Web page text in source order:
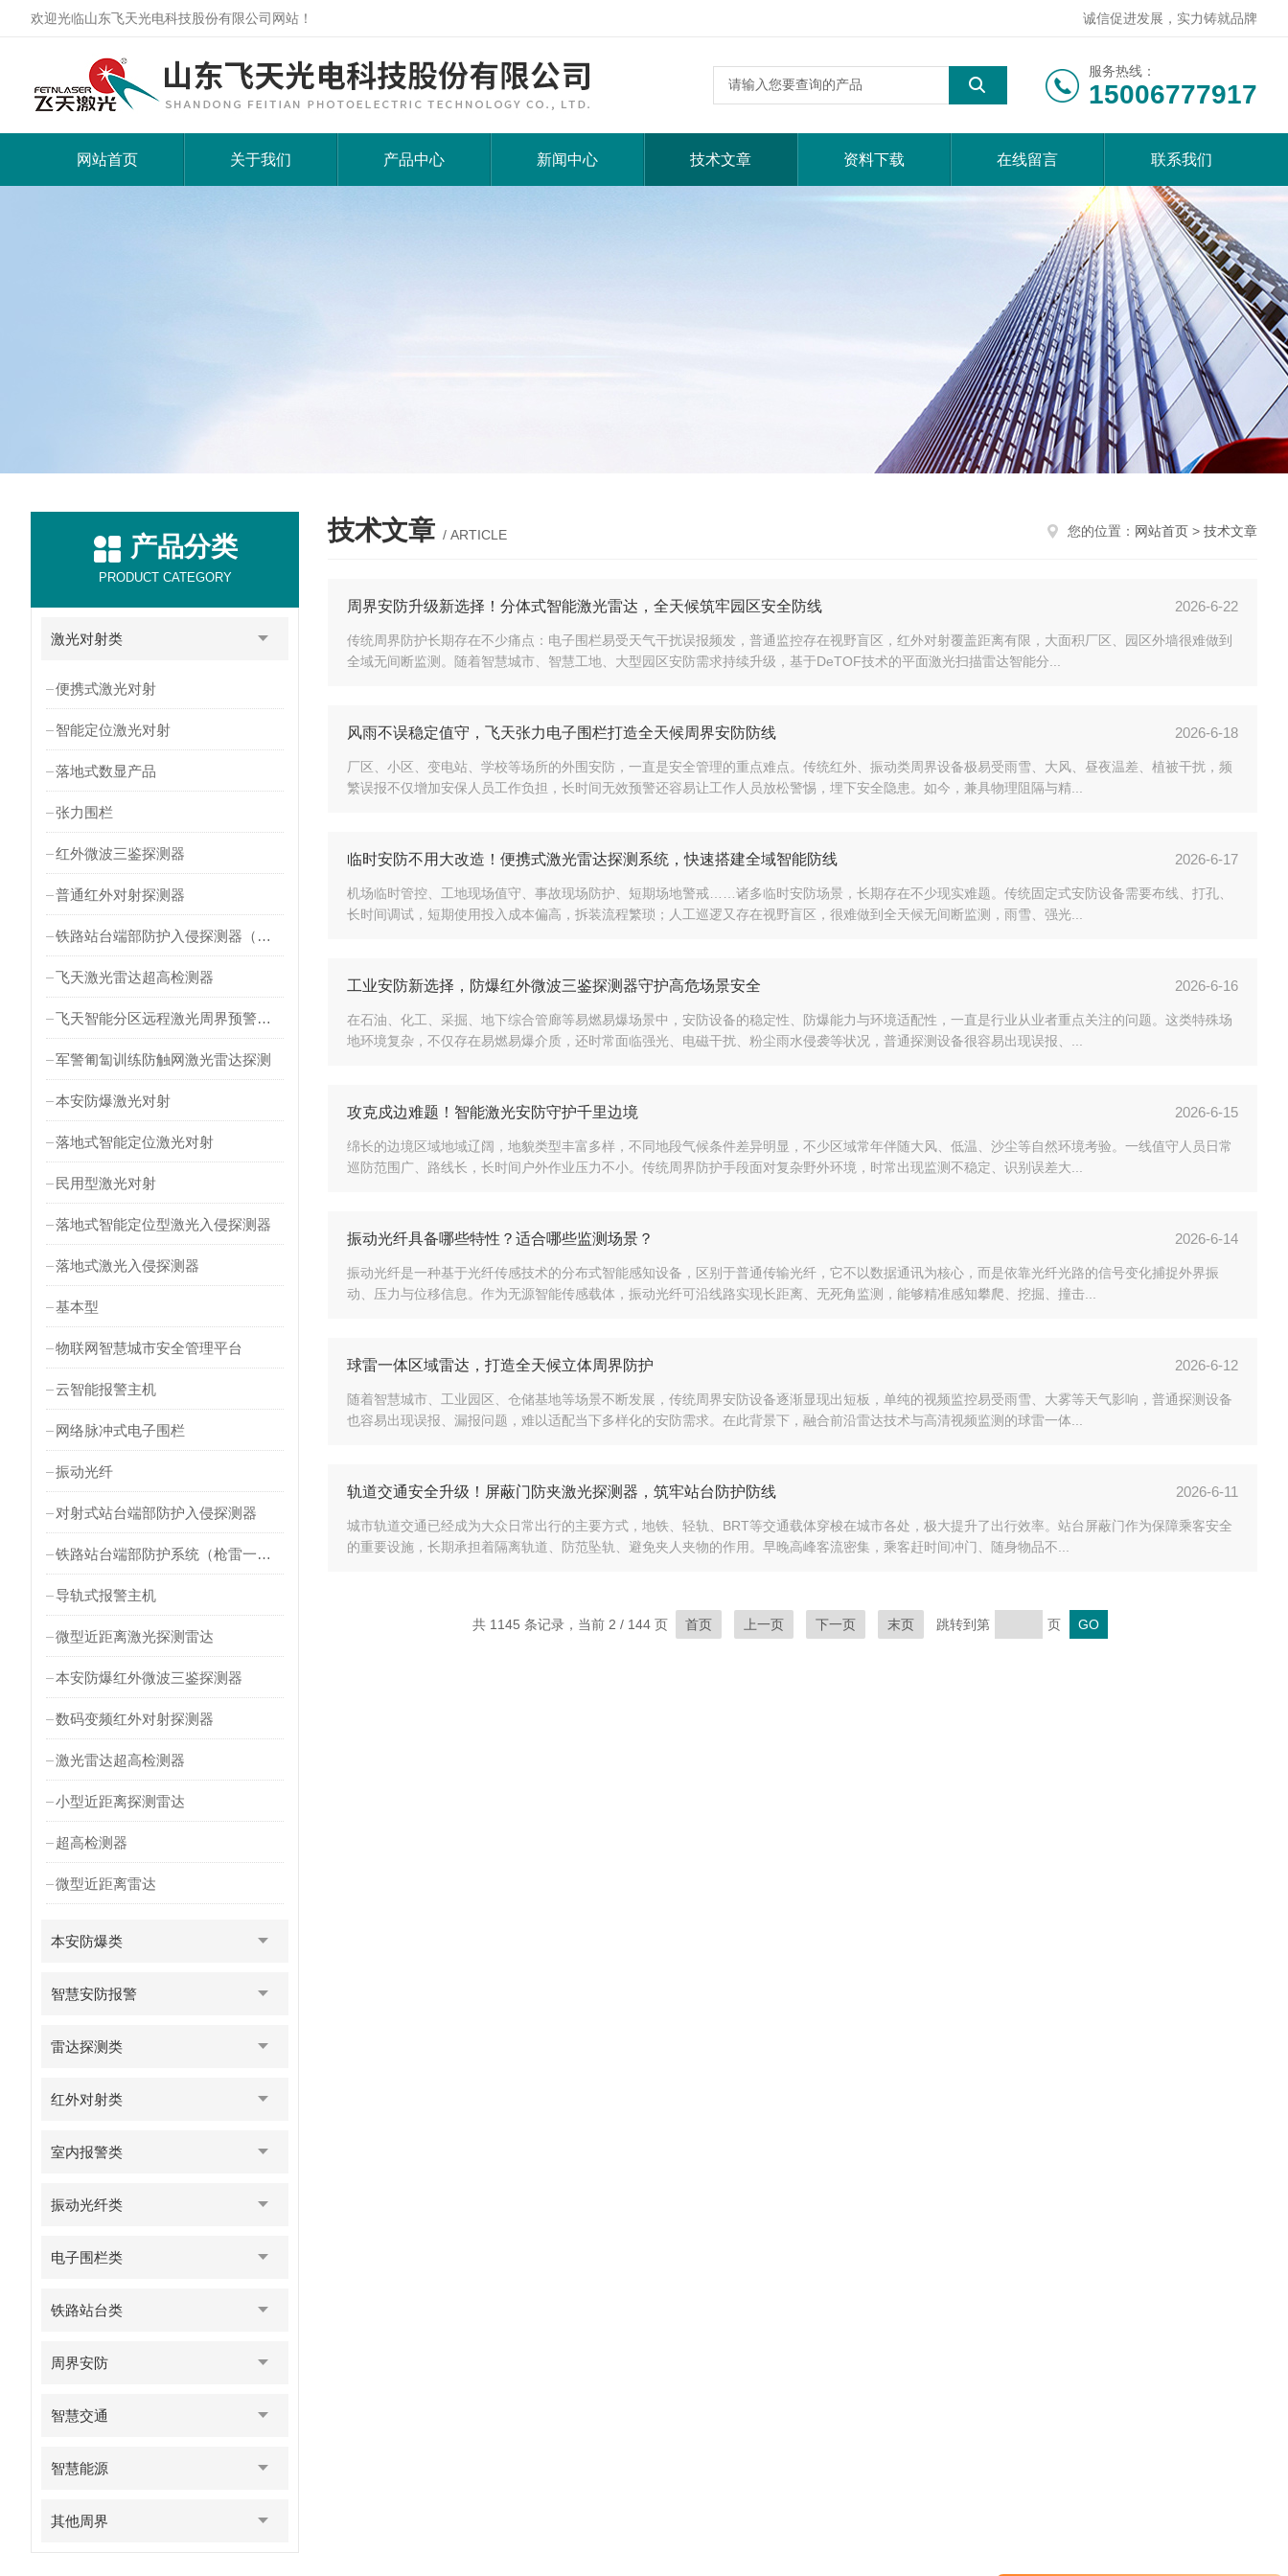
欢迎光临山东飞天光电科技股份有限公司网站！ 诚信促进发展，实力铸就品牌
服务热线：
15006777917
网站首页 关于我们 产品中心 新闻中心 技术文章 资料下载 在线留言 联系我们
产品分类
PRODUCT CATEGORY
激光对射类
便携式激光对射
智能定位激光对射
落地式数显产品
张力围栏
红外微波三鉴探测器
普通红外对射探测器
铁路站台端部防护入侵探测器（对射式）
飞天激光雷达超高检测器
飞天智能分区远程激光周界预警雷达
军警匍匐训练防触网激光雷达探测
本安防爆激光对射
落地式智能定位激光对射
民用型激光对射
落地式智能定位型激光入侵探测器
落地式激光入侵探测器
基本型
物联网智慧城市安全管理平台
云智能报警主机
网络脉冲式电子围栏
振动光纤
对射式站台端部防护入侵探测器
铁路站台端部防护系统（枪雷一体）
导轨式报警主机
微型近距离激光探测雷达
本安防爆红外微波三鉴探测器
数码变频红外对射探测器
激光雷达超高检测器
小型近距离探测雷达
超高检测器
微型近距离雷达
本安防爆类
智慧安防报警
雷达探测类
红外对射类
室内报警类
振动光纤类
电子围栏类
铁路站台类
周界安防
智慧交通
智慧能源
其他周界
技术文章 / ARTICLE 您的位置： 网站首页 > 技术文章
周界安防升级新选择！分体式智能激光雷达，全天候筑牢园区安全防线 2026-6-22
传统周界防护长期存在不少痛点：电子围栏易受天气干扰误报频发，普通监控存在视野盲区，红外对射覆盖距离有限，大面积厂区、园区外墙很难做到
全域无间断监测。随着智慧城市、智慧工地、大型园区安防需求持续升级，基于DeTOF技术的平面激光扫描雷达智能分...
风雨不误稳定值守，飞天张力电子围栏打造全天候周界安防防线 2026-6-18
厂区、小区、变电站、学校等场所的外围安防，一直是安全管理的重点难点。传统红外、振动类周界设备极易受雨雪、大风、昼夜温差、植被干扰，频
繁误报不仅增加安保人员工作负担，长时间无效预警还容易让工作人员放松警惕，埋下安全隐患。如今，兼具物理阻隔与精...
临时安防不用大改造！便携式激光雷达探测系统，快速搭建全域智能防线 2026-6-17
机场临时管控、工地现场值守、事故现场防护、短期场地警戒……诸多临时安防场景，长期存在不少现实难题。传统固定式安防设备需要布线、打孔、
长时间调试，短期使用投入成本偏高，拆装流程繁琐；人工巡逻又存在视野盲区，很难做到全天候无间断监测，雨雪、强光...
工业安防新选择，防爆红外微波三鉴探测器守护高危场景安全 2026-6-16
在石油、化工、采掘、地下综合管廊等易燃易爆场景中，安防设备的稳定性、防爆能力与环境适配性，一直是行业从业者重点关注的问题。这类特殊场
地环境复杂，不仅存在易燃易爆介质，还时常面临强光、电磁干扰、粉尘雨水侵袭等状况，普通探测设备很容易出现误报、...
攻克戍边难题！智能激光安防守护千里边境 2026-6-15
绵长的边境区域地域辽阔，地貌类型丰富多样，不同地段气候条件差异明显，不少区域常年伴随大风、低温、沙尘等自然环境考验。一线值守人员日常
巡防范围广、路线长，长时间户外作业压力不小。传统周界防护手段面对复杂野外环境，时常出现监测不稳定、识别误差大...
振动光纤具备哪些特性？适合哪些监测场景？ 2026-6-14
振动光纤是一种基于光纤传感技术的分布式智能感知设备，区别于普通传输光纤，它不以数据通讯为核心，而是依靠光纤光路的信号变化捕捉外界振
动、压力与位移信息。作为无源智能传感载体，振动光纤可沿线路实现长距离、无死角监测，能够精准感知攀爬、挖掘、撞击...
球雷一体区域雷达，打造全天候立体周界防护 2026-6-12
随着智慧城市、工业园区、仓储基地等场景不断发展，传统周界安防设备逐渐显现出短板，单纯的视频监控易受雨雪、大雾等天气影响，普通探测设备
也容易出现误报、漏报问题，难以适配当下多样化的安防需求。在此背景下，融合前沿雷达技术与高清视频监测的球雷一体...
轨道交通安全升级！屏蔽门防夹激光探测器，筑牢站台防护防线 2026-6-11
城市轨道交通已经成为大众日常出行的主要方式，地铁、轻轨、BRT等交通载体穿梭在城市各处，极大提升了出行效率。站台屏蔽门作为保障乘客安全
的重要设施，长期承担着隔离轨道、防范坠轨、避免夹人夹物的作用。早晚高峰客流密集，乘客赶时间冲门、随身物品不...
共 1145 条记录，当前 2 / 144 页 首页 上一页 下一页 末页 跳转到第 页